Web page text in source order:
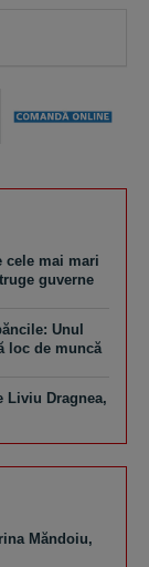
cele mai mari
guverne
Unul
loc de muncă
Liviu Dragnea,
Măndoiu,